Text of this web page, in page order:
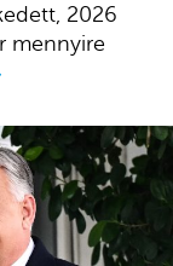
2026
mennyire